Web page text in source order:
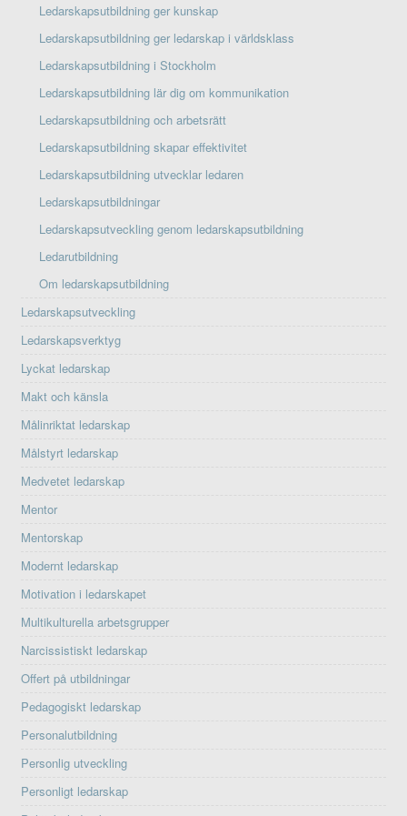
Ledarskapsutbildning ger kunskap
Ledarskapsutbildning ger ledarskap i världsklass
Ledarskapsutbildning i Stockholm
Ledarskapsutbildning lär dig om kommunikation
Ledarskapsutbildning och arbetsrätt
Ledarskapsutbildning skapar effektivitet
Ledarskapsutbildning utvecklar ledaren
Ledarskapsutbildningar
Ledarskapsutveckling genom ledarskapsutbildning
Ledarutbildning
Om ledarskapsutbildning
Ledarskapsutveckling
Ledarskapsverktyg
Lyckat ledarskap
Makt och känsla
Målinriktat ledarskap
Målstyrt ledarskap
Medvetet ledarskap
Mentor
Mentorskap
Modernt ledarskap
Motivation i ledarskapet
Multikulturella arbetsgrupper
Narcissistiskt ledarskap
Offert på utbildningar
Pedagogiskt ledarskap
Personalutbildning
Personlig utveckling
Personligt ledarskap